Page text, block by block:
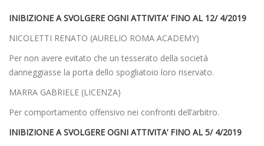
INIBIZIONE A SVOLGERE OGNI ATTIVITA’ FINO AL 12/ 4/2019
NICOLETTI RENATO (AURELIO ROMA ACADEMY)
Per non avere evitato che un tesserato della società
danneggiasse la porta dello spogliatoio loro riservato.
MARRA GABRIELE (LICENZA)
Per comportamento offensivo nei confronti dell’arbitro.
INIBIZIONE A SVOLGERE OGNI ATTIVITA’ FINO AL 5/ 4/2019